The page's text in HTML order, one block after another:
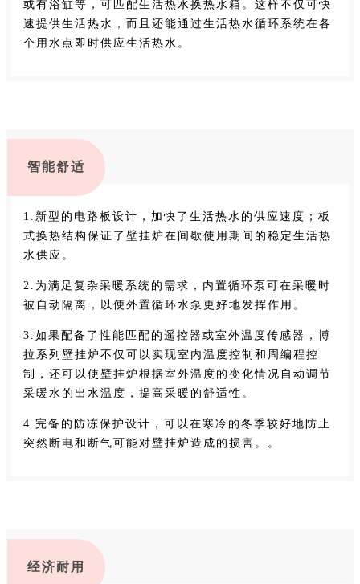
或有浴缸等，可匹配生活热水换热水箱。这样不仅可快
速提供生活热水，而且还能通过生活热水循环系统在各
个用水点即时供应生活热水。
智能舒适
1.新型的电路板设计，加快了生活热水的供应速度；板
式换热结构保证了壁挂炉在间歇使用期间的稳定生活热
水供应。
2.为满足复杂采暖系统的需求，内置循环泵可在采暖时
被自动隔离，以便外置循环水泵更好地发挥作用。
3.如果配备了性能匹配的遥控器或室外温度传感器，博
拉系列壁挂炉不仅可以实现室内温度控制和周编程控
制，还可以使壁挂炉根据室外温度的变化情况自动调节
采暖水的出水温度，提高采暖的舒适性。
4.完备的防冻保护设计，可以在寒冷的冬季较好地防止
突然断电和断气可能对壁挂炉造成的损害。。
经济耐用